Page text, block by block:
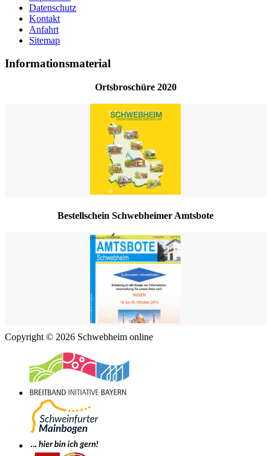
Datenschutz
Kontakt
Anfahrt
Sitemap
Informationsmaterial
Ortsbroschüre 2020
Bestellschein Schwebheimer Amtsbote
Copyright © 2026 Schwebheim online